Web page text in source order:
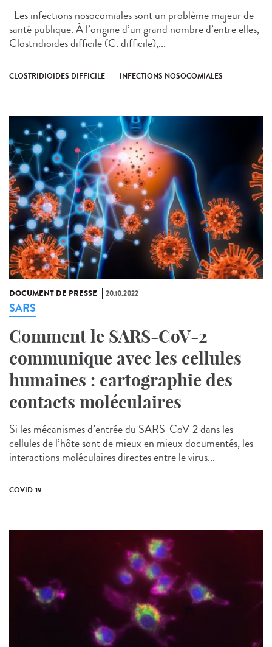
Les infections nosocomiales sont un problème majeur de
santé publique. À l’origine d’un grand nombre d’entre elles,
Clostridioides difficile (C. difficile),...
CLOSTRIDIOIDES DIFFICILE INFECTIONS NOSOCOMIALES
DOCUMENT DE PRESSE 20.10.2022
SARS
Comment le SARS-CoV-2
communique avec les cellules
humaines : cartographie des
contacts moléculaires
Si les mécanismes d’entrée du SARS-CoV-2 dans les
cellules de l’hôte sont de mieux en mieux documentés, les
interactions moléculaires directes entre le virus...
COVID-19